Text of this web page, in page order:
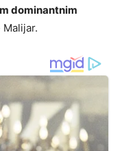
dominantnim